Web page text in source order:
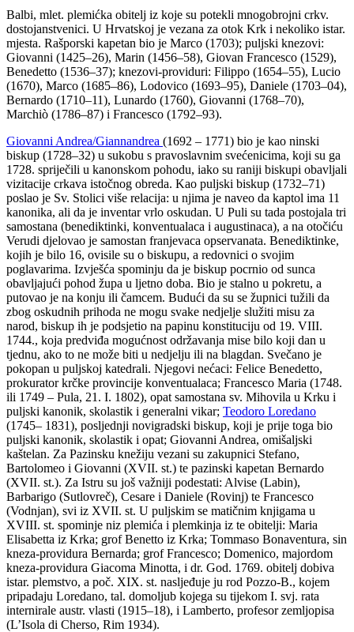
Balbi, mlet. plemićka obitelj iz koje su potekli mnogobrojni crkv.
dostojanstvenici. U Hrvatskoj je vezana za otok Krk i nekoliko istar.
mjesta. Rašporski kapetan bio je Marco (1703); puljski knezovi:
Giovanni (1425–26), Marin (1456–58), Giovan Francesco (1529),
Benedetto (1536–37); knezovi-providuri: Filippo (1654–55), Lucio
(1670), Marco (1685–86), Lodovico (1693–95), Daniele (1703–04),
Bernardo (1710–11), Lunardo (1760), Giovanni (1768–70),
Marchiò (1786–87) i Francesco (1792–93).
Giovanni Andrea/Giannandrea (1692 – 1771) bio je kao ninski
biskup (1728–32) u sukobu s pravoslavnim svećenicima, koji su ga
1728. spriječili u kanonskom pohodu, iako su raniji biskupi obavljali
vizitacije crkava istočnog obreda. Kao puljski biskup (1732–71)
poslao je Sv. Stolici više relacija: u njima je naveo da kaptol ima 11
kanonika, ali da je inventar vrlo oskudan. U Puli su tada postojala tri
samostana (benediktinki, konventualaca i augustinaca), a na otočiću
Verudi djelovao je samostan franjevaca opservanata. Benediktinke,
kojih je bilo 16, ovisile su o biskupu, a redovnici o svojim
poglavarima. Izvješća spominju da je biskup pocrnio od sunca
obavljajući pohod župa u ljetno doba. Bio je stalno u pokretu, a
putovao je na konju ili čamcem. Budući da su se župnici tužili da
zbog oskudnih prihoda ne mogu svake nedjelje služiti misu za
narod, biskup ih je podsjetio na papinu konstituciju od 19. VIII.
1744., koja predviđa mogućnost održavanja mise bilo koji dan u
tjednu, ako to ne može biti u nedjelju ili na blagdan. Svečano je
pokopan u puljskoj katedrali. Njegovi nećaci: Felice Benedetto,
prokurator krčke provincije konventualaca; Francesco Maria (1748.
ili 1749 – Pula, 21. I. 1802), opat samostana sv. Mihovila u Krku i
puljski kanonik, skolastik i generalni vikar; Teodoro Loredano
(1745– 1831), posljednji novigradski biskup, koji je prije toga bio
puljski kanonik, skolastik i opat; Giovanni Andrea, omišaljski
kaštelan. Za Pazinsku knežiju vezani su zakupnici Stefano,
Bartolomeo i Giovanni (XVII. st.) te pazinski kapetan Bernardo
(XVII. st.). Za Istru su još važniji podestati: Alvise (Labin),
Barbarigo (Sutlovreč), Cesare i Daniele (Rovinj) te Francesco
(Vodnjan), svi iz XVII. st. U puljskim se matičnim knjigama u
XVIII. st. spominje niz plemića i plemkinja iz te obitelji: Maria
Elisabetta iz Krka; grof Benetto iz Krka; Tommaso Bonaventura, sin
kneza-providura Bernarda; grof Francesco; Domenico, majordom
kneza-providura Giacoma Minotta, i dr. God. 1769. obitelj dobiva
istar. plemstvo, a poč. XIX. st. nasljeđuje ju rod Pozzo-B., kojem
pripadaju Loredano, tal. domoljub kojega su tijekom I. svj. rata
internirale austr. vlasti (1915–18), i Lamberto, profesor zemljopisa
(L’Isola di Cherso, Rim 1934).